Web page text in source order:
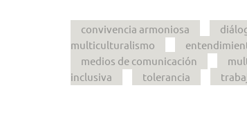
convivencia armoniosa
multiculturalismo
medios de comunicación
inclusiva
tolerancia